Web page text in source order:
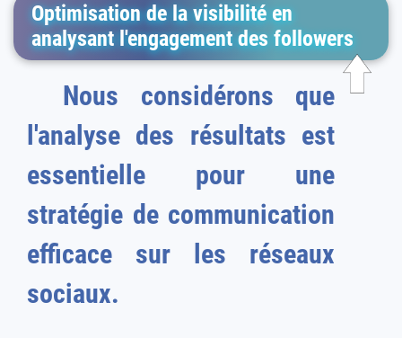
Optimisation de la visibilité en
analysant l'engagement des followers
Nous considérons que
l'analyse des résultats est
essentielle pour une
stratégie de communication
efficace sur les réseaux
sociaux.